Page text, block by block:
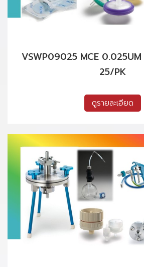
VSWP09025 MCE
25/PK
ดูรายละเอียด